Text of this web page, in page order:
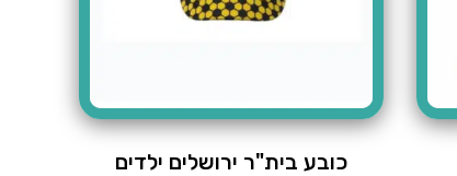
כובע בית"ר ירושלים ילדים